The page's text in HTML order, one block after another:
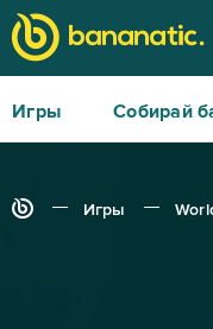
Игры Собирай
Игры